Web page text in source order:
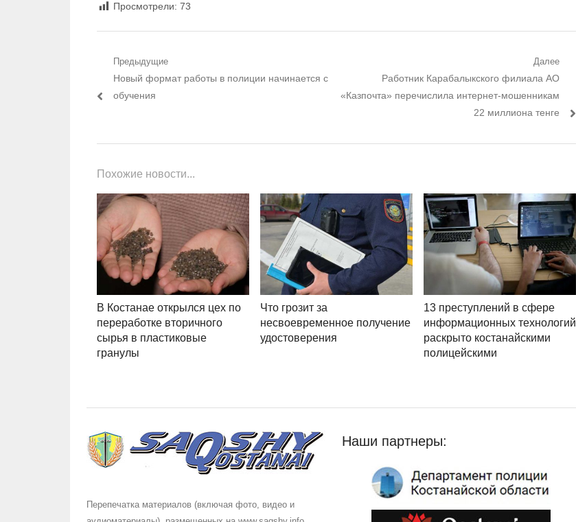
Просмотрели: 73
Навигация по записям
Предыдущие
Предыдущий пост:
Новый формат работы в полиции начинается с
обучения
Далее
Следующий пост:
Работник Карабалыкского филиала АО
«Казпочта» перечислила интернет-мошенникам
22 миллиона тенге
Похожие новости...
В Костанае открылся цех по
переработке вторичного
сырья в пластиковые
гранулы
Что грозит за
несвоевременное получение
удостоверения
13 преступлений в сфере
информационных технологий
раскрыто костанайскими
полицейскими
Перепечатка материалов (включая фото, видео и
Наши партнеры: